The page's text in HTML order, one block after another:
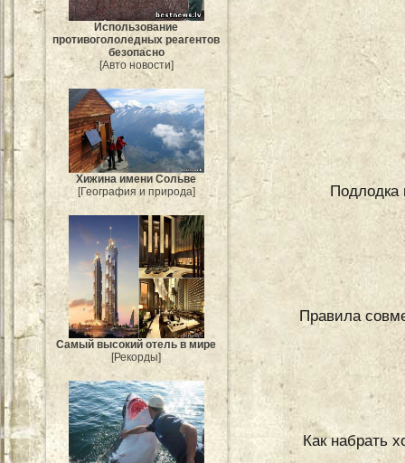
Использование
противогололедных реагентов
безопасно
[Авто новости]
Хижина имени Сольве
[География и природа]
Самый высокий отель в мире
[Рекорды]
Правила
Как набрать